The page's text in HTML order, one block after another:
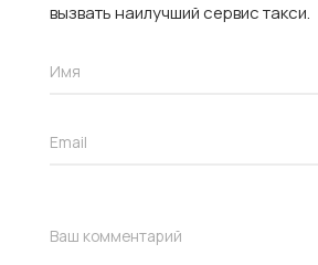
вызвать наилучший сервис такси.